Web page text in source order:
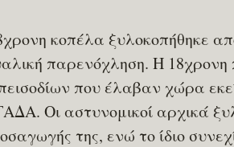
κοπέλα ξυλοκοπήθηκε
παρενόχληση. Η 18χρονη
που έλαβαν χώρα
Οι αστυνομικοί αρχικά
της, ενώ το ίδιο